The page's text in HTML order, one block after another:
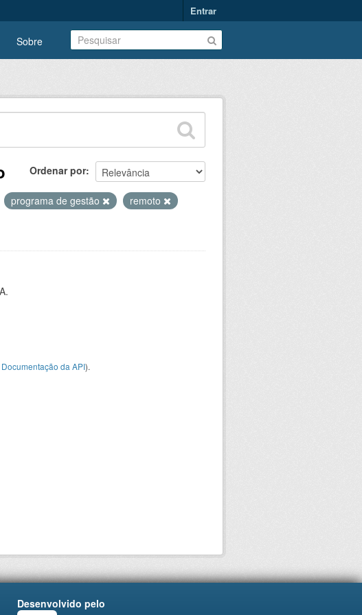
Entrar
Sobre
Ordenar por
programa de gestão
remoto
Documentação da API).
Desenvolvido pelo